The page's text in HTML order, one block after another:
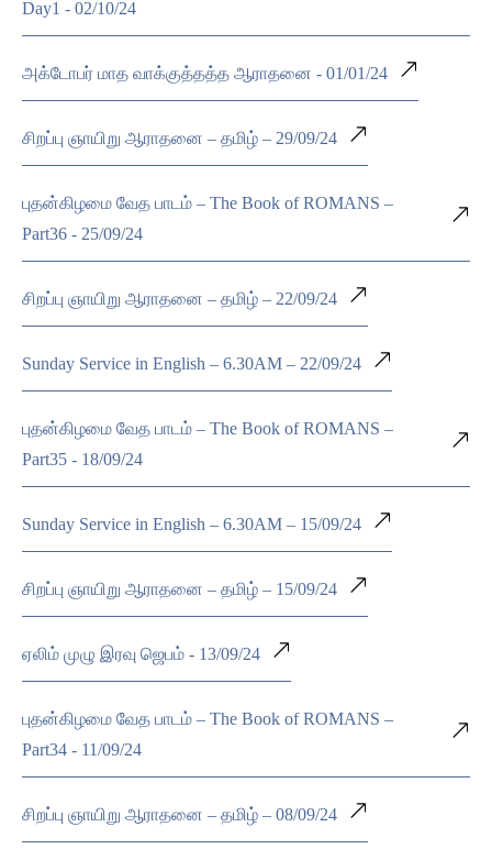
Day1 - 02/10/24
அக்டோபர் மாத வாக்குத்தத்த ஆராதனை - 01/01/24
சிறப்பு ஞாயிறு ஆராதனை – தமிழ் – 29/09/24
புதன்கிழமை வேத பாடம் – The Book of ROMANS –
Part36 - 25/09/24
சிறப்பு ஞாயிறு ஆராதனை – தமிழ் – 22/09/24
Sunday Service in English – 6.30AM – 22/09/24
புதன்கிழமை வேத பாடம் – The Book of ROMANS –
Part35 - 18/09/24
Sunday Service in English – 6.30AM – 15/09/24
சிறப்பு ஞாயிறு ஆராதனை – தமிழ் – 15/09/24
ஏலிம் முழு இரவு ஜெபம் - 13/09/24
புதன்கிழமை வேத பாடம் – The Book of ROMANS –
Part34 - 11/09/24
சிறப்பு ஞாயிறு ஆராதனை – தமிழ் – 08/09/24